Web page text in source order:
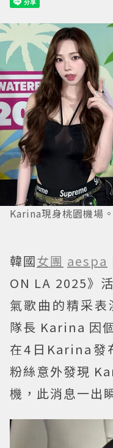
Karina現身桃園機場
韓國女團 aespa
ON LA 2025》
氣歌曲的精采表
隊長 Karina 因
在4日Karina發
粉絲意外發現
機，此消息一出